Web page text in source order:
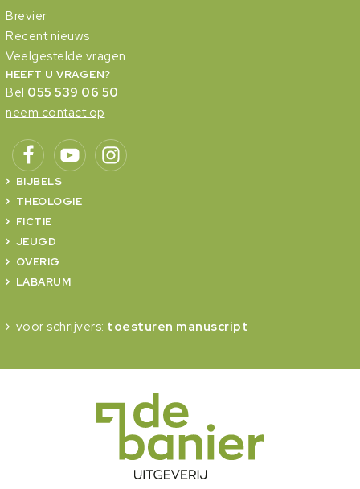
Brevier
Recent nieuws
Veelgestelde vragen
HEEFT U VRAGEN?
Bel 055 539 06 50
neem contact op
BIJBELS
THEOLOGIE
FICTIE
JEUGD
OVERIG
LABARUM
voor schrijvers: toesturen manuscript